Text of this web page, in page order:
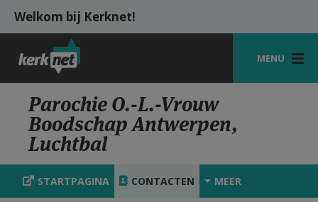
Overslaan en naar de inhoud gaan
Welkom bij Kerknet!
MENU
STARTPAGINA
KERK
SHOP
Parochie O.-L.-Vrouw
Boodschap Antwerpen,
Luchtbal
STARTPAGINA CONTACTEN MEER